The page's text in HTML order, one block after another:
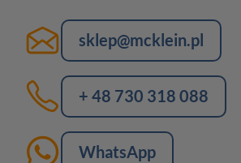
sklep@mcklein.pl
+ 48 730 318 088
WhatsApp